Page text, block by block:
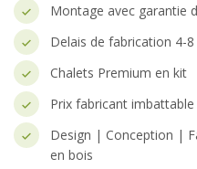
Montage avec garantie
Delais de fabrication 4-
Chalets Premium en kit
Prix fabricant imbattable
Design | Conception |
en bois